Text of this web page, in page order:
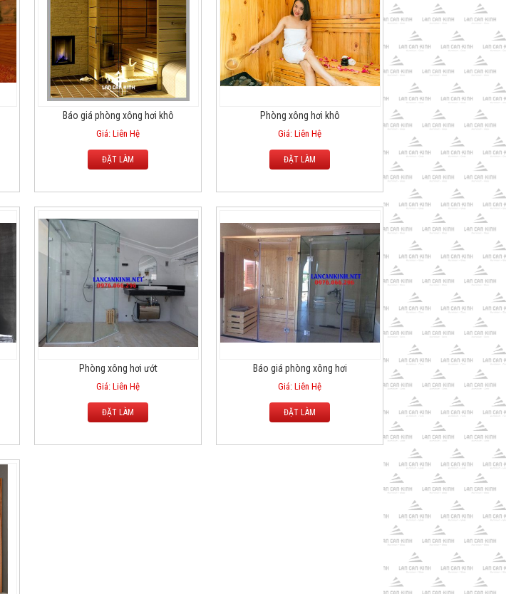
Báo giá phòng xông hơi khô
Giá: Liên Hệ
ĐẶT LÀM
Phòng xông hơi khô
Giá: Liên Hệ
ĐẶT LÀM
Phòng xông hơi ướt
Giá: Liên Hệ
ĐẶT LÀM
Báo giá phòng xông hơi
Giá: Liên Hệ
ĐẶT LÀM